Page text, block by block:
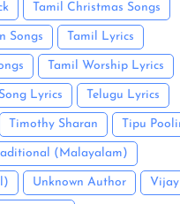
Tamil Christmas Songs
Songs Tamil Lyrics
Tamil Worship Lyrics
Lyrics Telugu Lyrics
Timothy Sharan Tipu
(Malayalam)
Unknown Author